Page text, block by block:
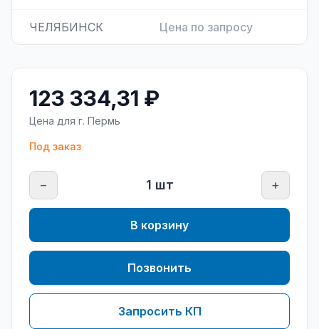
ЧЕЛЯБИНСК Цена по запросу
123 334,31 ₽
Цена для г. Пермь
Под заказ
− 1 шт +
В корзину
Позвонить
Запросить КП